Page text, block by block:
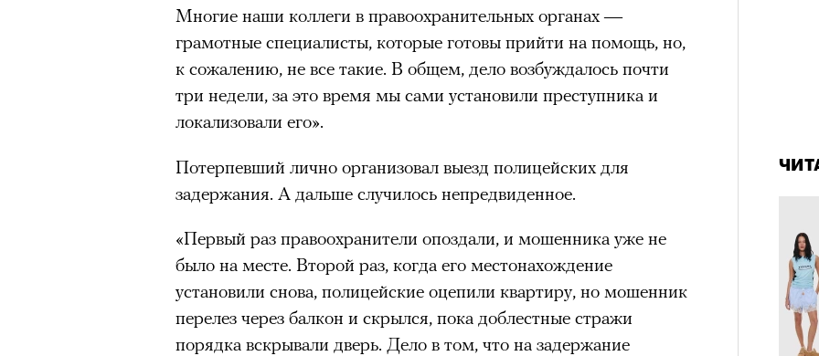
Многие наши коллеги в правоохранительных органах —
грамотные специалисты, которые готовы прийти на помощь, но,
к сожалению, не все такие. В общем, дело возбуждалось почти
три недели, за это время мы сами установили преступника и
локализовали его».
Потерпевший лично организовал выезд полицейских для
задержания. А дальше случилось непредвиденное.
«Первый раз правоохранители опоздали, и мошенника уже не
было на месте. Второй раз, когда его местонахождение
установили снова, полицейские оцепили квартиру, но мошенник
перелез через балкон и скрылся, пока доблестные стражи
порядка вскрывали дверь. Дело в том, что на задержание
делая человека более собранным.
30 июля 2026 года в пакистанском Каракоруме
из десяти человек, которую он возглавлял, попала под лавину на
склоне Броуд-Пик. 2 августа спасатели обнаружили тела
историческому рекорду — он планировал стать первым
человеком, дважды покорившим все 14 восьмитысячников
планеты без использования кислорода.